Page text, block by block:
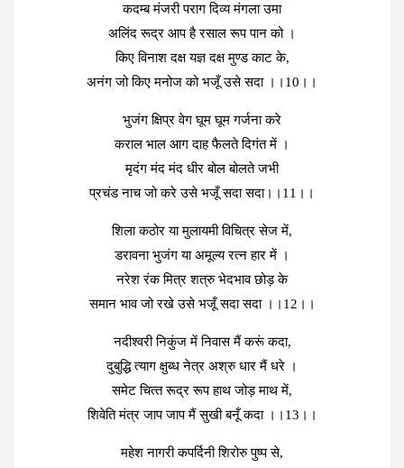
कदम्ब मंजरी पराग दिव्य मंगला उमा
अलिंद रूद्र आप है रसाल रूप पान को ।
किए विनाश दक्ष यज्ञ दक्ष मुण्‍ड काट के,
अनंग जो किए मनोज को भजूँ उसे सदा ।।10।।
भुजंग क्षिप्र वेग घूम घूम गर्जना करे
कराल भाल आग दाह फैलते दिगंत में ।
मृदंग मंद मंद धीर बोल बोलते जभी
प्रचंड नाच जो करे उसे भजूँ सदा सदा।।11।।
शिला कठोर या मुलायमी विचित्र सेज में,
डरावना भुजंग या अमूल्य रत्न हार में ।
नरेश रंक मित्र शत्रु भेदभाव छोड़ के
समान भाव जो रखे उसे भजूँ सदा सदा ।।12।।
नदीश्‍वरी निकुंज में निवास मैं करूं कदा,
दुबुद्धि त्‍याग क्षुब्‍ध नेत्र अश्रु धार मैं धरे ।
समेट चित्‍त रूद्र रूप हाथ जोड़ माथ में,
शिवेति मंत्र जाप जाप मैं सुखी बनूँ कदा ।।13।।
महेश नागरी कपर्दिनी शिरोरु पुष्प से,